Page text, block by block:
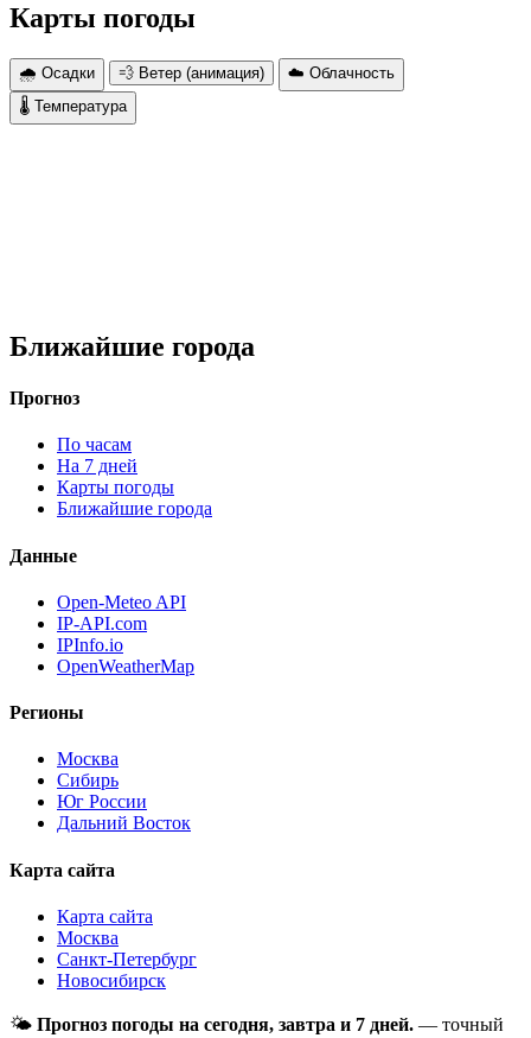
Карты погоды
🌧 Осадки 💨 Ветер (анимация)
☁️ Облачность
🌡 Температура
Ближайшие города
Прогноз
По часам
На 7 дней
Карты погоды
Ближайшие города
Данные
Open-Meteo API
IP-API.com
IPInfo.io
OpenWeatherMap
Регионы
Москва
Сибирь
Юг России
Дальний Восток
Карта сайта
Карта сайта
Москва
Санкт-Петербург
Новосибирск
🌤 Прогноз погоды на сегодня, завтра и 7 дней. — точный